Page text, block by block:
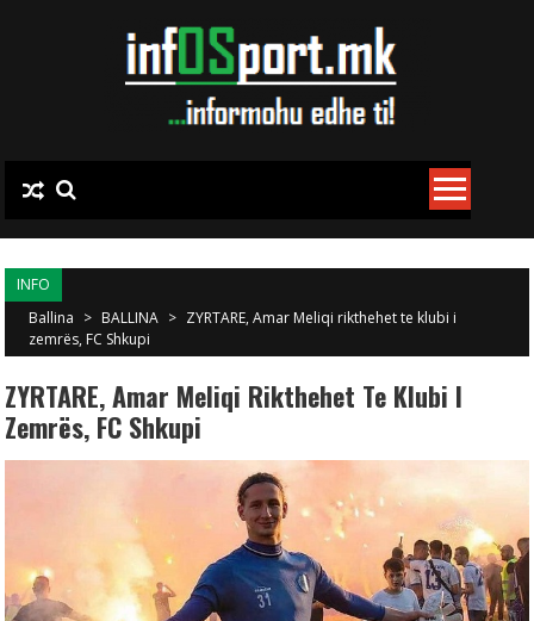
INFO
Ballina > BALLINA > ZYRTARE, Amar Meliqi rikthehet te klubi i
zemrës, FC Shkupi
ZYRTARE, Amar Meliqi Rikthehet Te Klubi I
Zemrës, FC Shkupi